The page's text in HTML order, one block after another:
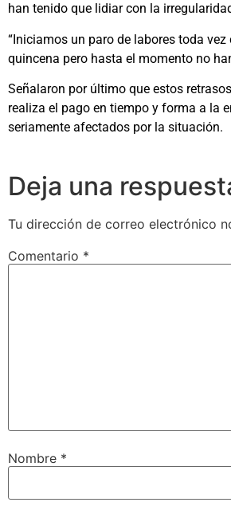
han tenido que lidiar con la
“Iniciamos un paro de labores toda
quincena pero hasta el momento no
Señalaron por último que estos
realiza el pago en tiempo y forma a la
seriamente afectados por la situación.
Deja una
Tu dirección de correo electrónico
Comentario *
Nombre *